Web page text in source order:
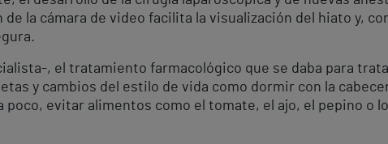
de la cámara de video facilita la visualización del hiato y,
, el tratamiento farmacológico que se daba para
y cambios del estilo de vida como dormir con la
poco, evitar alimentos como el tomate, el ajo, el pepino o